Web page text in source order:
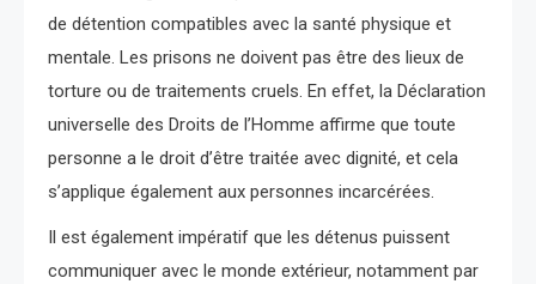
de détention compatibles avec la santé physique et
mentale. Les prisons ne doivent pas être des lieux de
torture ou de traitements cruels. En effet, la Déclaration
universelle des Droits de l’Homme affirme que toute
personne a le droit d’être traitée avec dignité, et cela
s’applique également aux personnes incarcérées.
Il est également impératif que les détenus puissent
communiquer avec le monde extérieur, notamment par